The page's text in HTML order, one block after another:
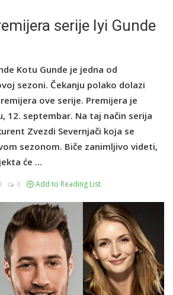
serije Iyi Gunde
Kotu Gunde je jedna od
sezoni. Čekanju polako dolazi
ove serije. Premijera je
12. septembar. Na taj način serija
Zvezdi Severnjači koja se
sezonom. Biče zanimljivo videti,
će ...
0 Add to Reading List